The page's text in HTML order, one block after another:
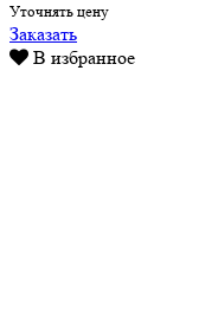
Уточнять цену
Заказать
В избранное